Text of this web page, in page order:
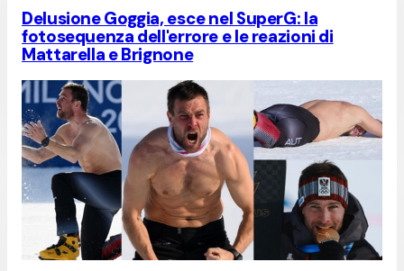
Delusione Goggia, esce nel SuperG: la
fotosequenza dell'errore e le reazioni di
Mattarella e Brignone